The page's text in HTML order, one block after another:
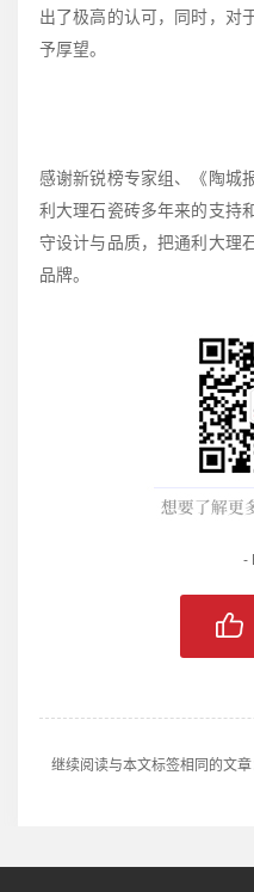
出了极高的认可，同时，对
予厚望。
感谢新锐榜专家组、《陶城
利大理石瓷砖多年来的支持
守设计与品质，把通利大理
品牌。
-
继续阅读与本文标签相同的文章